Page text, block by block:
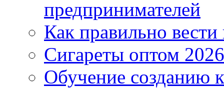
предпринимателей
Как правильно
Сигареты оптом
Обучение созданию